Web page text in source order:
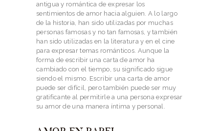
antigua y romántica de expresar los
sentimientos de amor hacia alguien. A lo largo
de la historia, han sido utilizadas por muchas
personas famosas y no tan famosas, y también
han sido utilizadas en la literatura y en el cine
para expresar temas románticos. Aunque la
forma de escribir una carta de amor ha
cambiado con el tiempo, su significado sigue
siendo el mismo. Escribir una carta de amor
puede ser difícil, pero también puede ser muy
gratificante al permitirle a una persona expresar
su amor de una manera íntima y personal.